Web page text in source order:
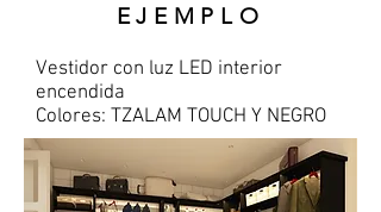
EJEMPLO
Vestidor con luz LED interior
encendida
Colores: TZALAM TOUCH Y NEGRO